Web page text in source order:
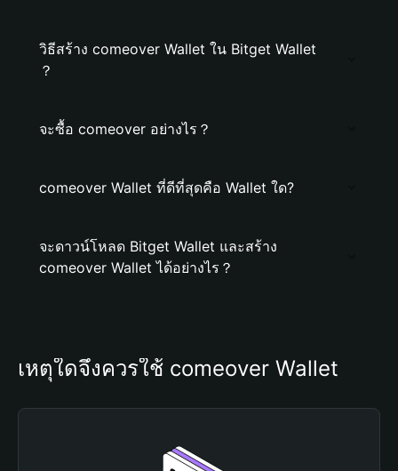
วิธีสร้าง comeover Wallet ใน Bitget Wallet
？
จะซื้อ comeover อย่างไร？
comeover Wallet ที่ดีที่สุดคือ Wallet ใด?
จะดาวน์โหลด Bitget Wallet และสร้าง
comeover Wallet ได้อย่างไร？
เหตุใดจึงควรใช้ comeover Wallet